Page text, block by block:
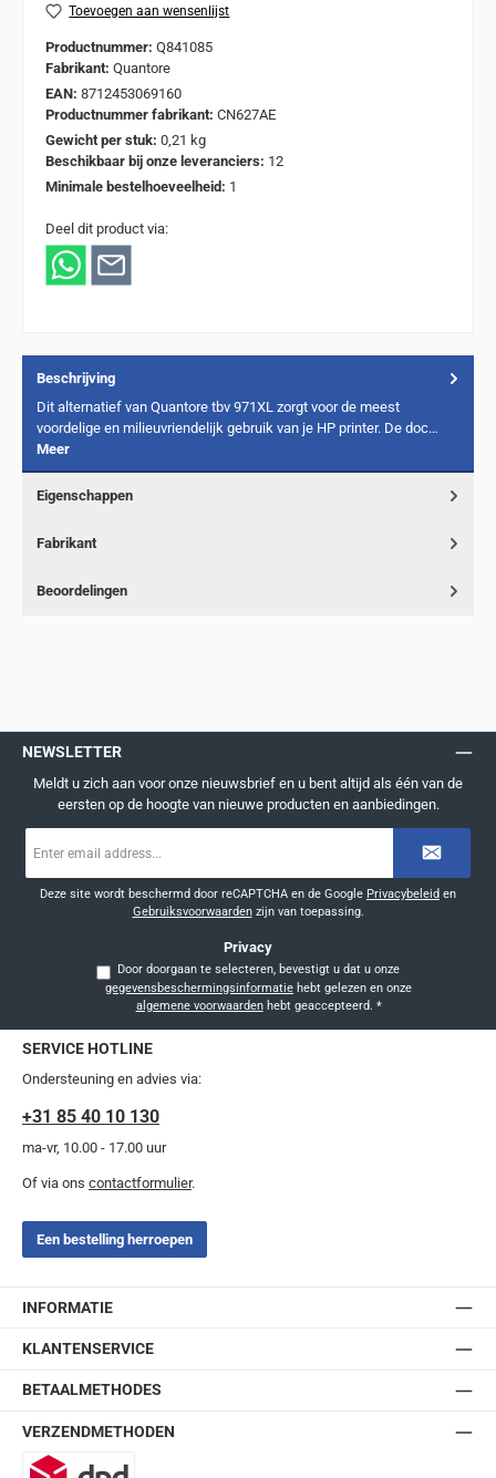
Toevoegen aan wensenlijst
Productnummer: Q841085
Fabrikant: Quantore
EAN: 8712453069160
Productnummer fabrikant: CN627AE
Gewicht per stuk: 0,21 kg
Beschikbaar bij onze leveranciers: 12
Minimale bestelhoeveelheid: 1
Deel dit product via:
Beschrijving
Dit alternatief van Quantore tbv 971XL zorgt voor de meest
voordelige en milieuvriendelijk gebruik van je HP printer. De doc…
Meer
Eigenschappen
Fabrikant
Beoordelingen
NEWSLETTER
Meldt u zich aan voor onze nieuwsbrief en u bent altijd als één van de
eersten op de hoogte van nieuwe producten en aanbiedingen.
mailadres
Deze site wordt beschermd door reCAPTCHA en de Google Privacybeleid en
Gebruiksvoorwaardenzijn van toepassing.
Privacy
Door doorgaan te selecteren, bevestigt u dat u onze
gegevensbeschermingsinformatie
algemene voorwaardenhebt geaccepteerd. *
SERVICE HOTLINE
Ondersteuning en advies via:
+31 85 40 10 130
ma-vr, 10.00 - 17.00 uur
Of via ons contactformulier.
Een bestelling herroepen
INFORMATIE
KLANTENSERVICE
BETAALMETHODES
VERZENDMETHODEN